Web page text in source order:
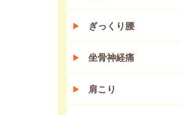
ぎっくり腰
坐骨神経痛
肩こり